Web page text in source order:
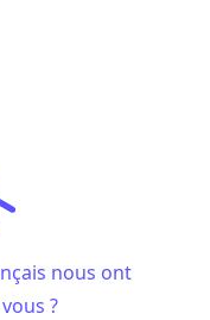
nous ont
?